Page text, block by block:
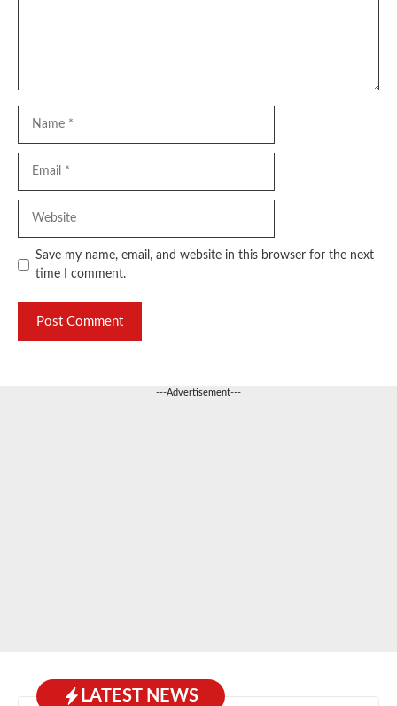
Save my name, email, and website in this browser for the next
time I comment.
---Advertisement---
LATEST NEWS